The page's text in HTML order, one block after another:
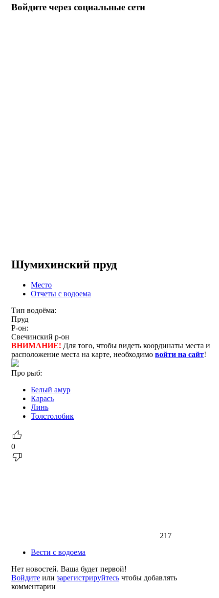
Войдите через социальные сети
Шумихинский пруд
Место
Отчеты с водоема
Тип водоёма:
Пруд
Р-он:
Свечинский р-он
ВНИМАНИЕ! Для того, чтобы видеть координаты места и
расположение места на карте, необходимо войти на сайт!
Про рыб:
Белый амур
Карась
Линь
Толстолобик
0
217
Вести с водоема
Нет новостей. Ваша будет первой!
Войдите или зарегистрируйтесь чтобы добавлять
комментарии